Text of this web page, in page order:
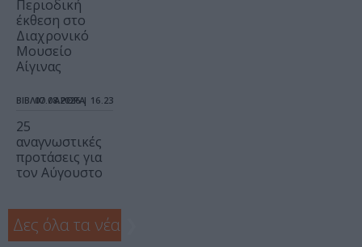
Περιοδική
έκθεση στο
Διαχρονικό
Μουσείο
Αίγινας
ΒΙΒΛΙΟ / ΑΡΘΡΑ
07.08.2026 | 16.23
25
αναγνωστικές
προτάσεις για
τον Αύγουστο
Δες όλα τα νέα